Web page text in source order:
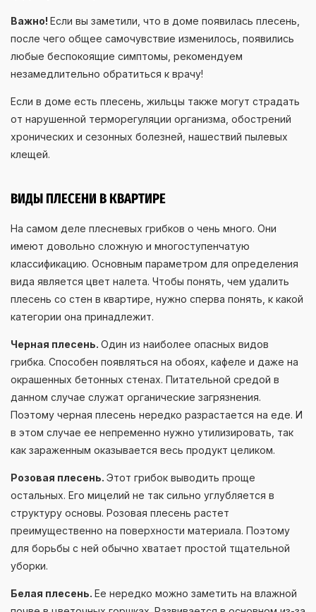
Важно! Если вы заметили, что в доме появилась плесень,
после чего общее самочувствие изменилось, появились
любые беспокоящие симптомы, рекомендуем
незамедлительно обратиться к врачу!
Если в доме есть плесень, жильцы также могут страдать
от нарушенной терморегуляции организма, обострений
хронических и сезонных болезней, нашествий пылевых
клещей.
ВИДЫ ПЛЕСЕНИ В КВАРТИРЕ
На самом деле плесневых грибков о чень много. Они
имеют довольно сложную и многоступенчатую
классификацию. Основным параметром для определения
вида является цвет налета. Чтобы понять, чем удалить
плесень со стен в квартире, нужно сперва понять, к какой
категории она принадлежит.
Черная плесень. Один из наиболее опасных видов
грибка. Способен появляться на обоях, кафеле и даже на
окрашенных бетонных стенах. Питательной средой в
данном случае служат органические загрязнения.
Поэтому черная плесень нередко разрастается на еде. И
в этом случае ее непременно нужно утилизировать, так
как зараженным оказывается весь продукт целиком.
Розовая плесень. Этот грибок выводить проще
остальных. Его мицелий не так сильно углубляется в
структуру основы. Розовая плесень растет
преимущественно на поверхности материала. Поэтому
для борьбы с ней обычно хватает простой тщательной
уборки.
Белая плесень. Ее нередко можно заметить на влажной